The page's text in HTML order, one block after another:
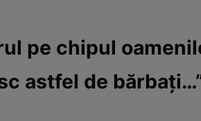
cuțiteEurovison
pe chipul
astfel de